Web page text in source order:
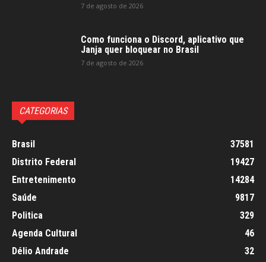
7 de agosto de 2026
Como funciona o Discord, aplicativo que
Janja quer bloquear no Brasil
7 de agosto de 2026
CATEGORIAS
Brasil
37581
Distrito Federal
19427
Entretenimento
14284
Saúde
9817
Politica
329
Agenda Cultural
46
Délio Andrade
32